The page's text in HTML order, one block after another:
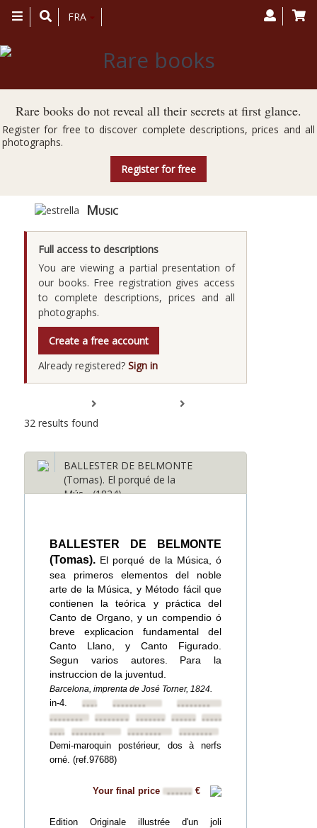
Toggle
navigation
FRA
Rare books do not reveal all their secrets at first glance.
Register for free to discover complete descriptions, prices and all
photographs.
Register for free
Music
Full access to descriptions
You are viewing a partial presentation of
our books. Free registration gives access
to complete descriptions, prices and all
photographs.
Create a free account
Already registered? Sign in
32 results found
BALLESTER DE BELMONTE
(Tomas). El porqué de la
Mús... (1824)
BALLESTER DE BELMONTE
(Tomas). El porqué de la Música, ó
sea primeros elementos del noble
arte de la Música, y Método fácil que
contienen la teórica y práctica del
Canto de Organo, y un compendio ó
breve explicacion fundamental del
Canto Llano, y Canto Figurado.
Segun varios autores. Para la
instruccion de la juventud.
Barcelona, imprenta de José Torner, 1824.
in-4.••••••••••••••••
••••••••
••••••••
•••••••• •••••••• ••••••••••••••••
•••••••••••••••• ••••••••
••••••••
Demi-maroquin postérieur, dos à nerfs
orné. (ref.97688)
Your final price •••••• €
Edition Originale illustrée d'un joli